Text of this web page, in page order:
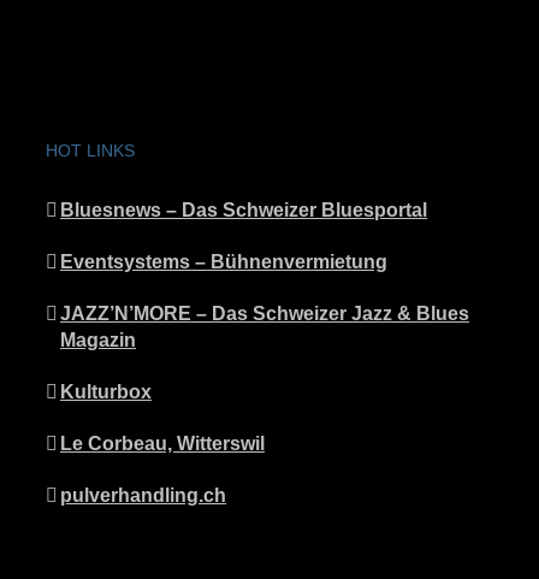
HOT LINKS
Bluesnews – Das Schweizer Bluesportal
Eventsystems – Bühnenvermietung
JAZZ’N’MORE – Das Schweizer Jazz & Blues
Magazin
Kulturbox
Le Corbeau, Witterswil
pulverhandling.ch